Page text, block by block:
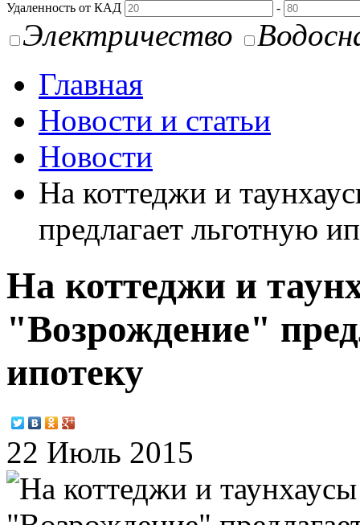
Удаленность от КАД
-
Электричество
Главная
Новости и статьи
Новости
На коттеджи и
предлагает льготную
На коттеджи и
"Возрождение"
ипотеку
22 Июль 2015